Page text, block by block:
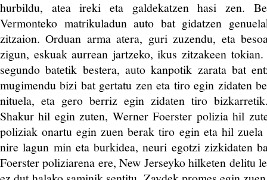
hurbildu, atea ireki eta galdekatzen hasi zen.
Vermonteko matrikuladun auto bat gidatzen
zitzaion. Orduan arma atera, guri zuzendu, eta
zigun, eskuak aurrean jartzeko, ikus zitzakeen
segundo batetik bestera, auto kanpotik zarata bat
mugimendu bizi bat gertatu zen eta tiro egin zidaten
nituela, eta gero berriz egin zidaten tiro
Shakur hil egin zuten, Werner Foerster polizia hil
poliziak onartu egin zuen berak tiro egin eta hil
nire lagun min eta burkidea, neuri egotzi zizkidaten
Foerster poliziarena ere, New Jerseyko hilketen delitu